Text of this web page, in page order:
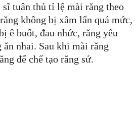
tuân thủ tỉ lệ mài răng theo
không bị xâm lấn quá mức,
ê buốt, đau nhức, răng yếu
ăn nhai. Sau khi mài răng
để chế tạo răng sứ.